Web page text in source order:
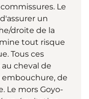
Le
un
droite de la
tout risque
Tous ces
cheval de
de
Le mors Goyo-